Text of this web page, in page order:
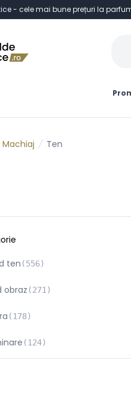
- cele mai bune prețuri la
Machiaj Ten
ten (556)
obraz (271 )
(178)
(124)